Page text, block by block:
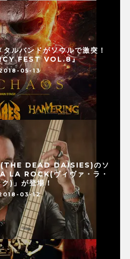
ルバンドがソウルで激突！
FEST VOL.8』
05-13
(THE DEAD DAISIES)のソ
LA ROCK(ヴィヴァ・ラ・
)」が登場！
03-12